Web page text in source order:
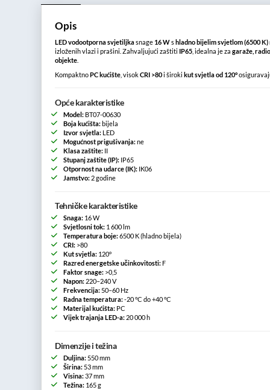
Opis
LED vodootporna svjetiljkasnage 16 Ws hladno bijelim svjetlom (6500 K)
izloženih vlazi i prašini. Zahvaljujući zaštiti IP65 , idealna je zagaraže,
objekte
KompaktnoPC kućište , visokCRI >80i širokikut svjetla od 120°
Opće karakteristike
Model: BT07-00630
Boja kućišta:bijela
Izvor svjetla: LED
Mogućnost prigušivanja:ne
Klasa zaštite: II
Stupanj zaštite (IP): IP65
Otpornost na udarce (IK): IK06
Jamstvo: 2 godine
Tehničke karakteristike
Snaga: 16 W
Svjetlosni tok: 1 600 lm
Temperatura boje:6500 K (hladno bijela)
CRI: >80
Kut svjetla: 120°
Razred energetske učinkovitosti: F
Faktor snage: >0,5
Napon: 220–240 V
Frekvencija: 50–60 Hz
Radna temperatura:-20 °C do +40 °C
Materijal kućišta: PC
Vijek trajanja LED-a: 20 000 h
Dimenzije i težina
Duljina: 550 mm
Širina: 53 mm
Visina:37 mm
Težina: 165 g